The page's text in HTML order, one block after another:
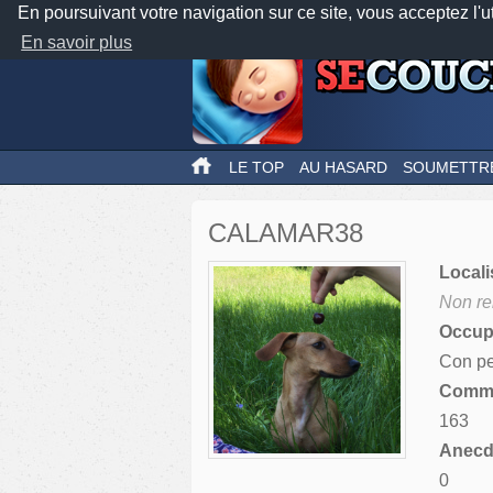
En poursuivant votre navigation sur ce site, vous acceptez
En savoir plus
LE TOP AU HASARD
CALAMAR38
Non
Con
163
0